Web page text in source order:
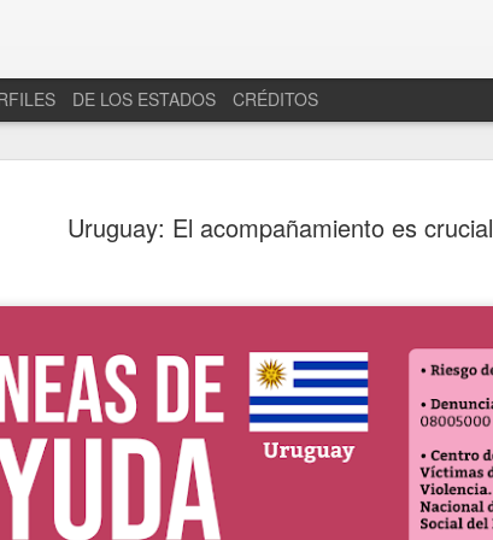
Uruguay: El acompañamiento es crucial
DE LOS ESTADOS CRÉDITOS
"Torneo 4 señoríos"
deriva de un Estado ciego